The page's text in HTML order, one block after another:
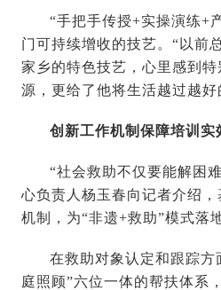
“手把手传授+实操演练+
门可持续增收的技艺。“以前
家乡的特色技艺，心里感到
源，更给了他将生活越过越好
创新工作机制保障培训实
“社会救助不仅要能解困
心负责人杨玉春向记者介绍
机制，为“非遗+救助”模式落
在救助对象认定和跟踪
庭照顾”六位一体的帮扶体系